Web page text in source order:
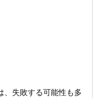
、失敗する可能性も多